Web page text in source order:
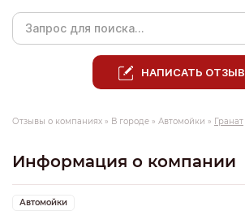
НАПИСАТЬ ОТЗЫВ
Отзывы о компаниях » В городе » Автомойки » Гранат
Информация о компании
Автомойки